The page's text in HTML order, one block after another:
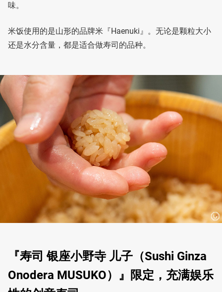
味。
米饭使用的是山形的品牌米『Haenuki』。无论是颗粒大小
还是水分含量，都是适合做寿司的品种。
『寿司 银座小野寺 儿子（Sushi Ginza
Onodera MUSUKO）』限定，充满娱乐